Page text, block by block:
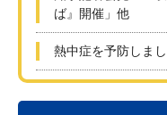
ば』開催」他
熱中症を予防しま